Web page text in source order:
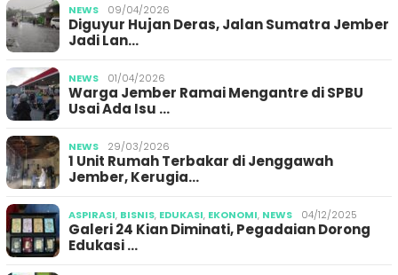
NEWS 09/04/2026
Diguyur Hujan Deras, Jalan Sumatra Jember
Jadi Lan…
NEWS 01/04/2026
Warga Jember Ramai Mengantre di SPBU
Usai Ada Isu …
NEWS 29/03/2026
1 Unit Rumah Terbakar di Jenggawah
Jember, Kerugia…
ASPIRASI, BISNIS, EDUKASI, EKONOMI, NEWS 04/12/2025
Galeri 24 Kian Diminati, Pegadaian Dorong
Edukasi …